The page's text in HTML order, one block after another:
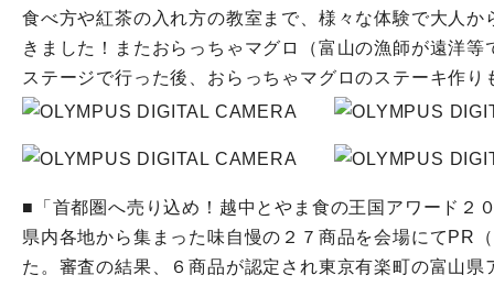
食べ方や紅茶の入れ方の教室まで、様々な体験で大人か
きました！またおらっちゃマグロ（富山の漁師が遠洋
ステージで行った後、おらっちゃマグロのステーキ作り
■「首都圏へ売り込め！越中とやま食の王国アワード２
県内各地から集まった味自慢の２７商品を会場にてPR
た。審査の結果、６商品が認定され東京有楽町の富山県